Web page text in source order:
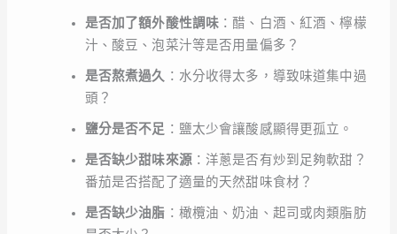
是否加了額外酸性調味 ：醋、白酒、紅酒、檸檬
汁、酸豆、泡菜汁等是否用量偏多？
是否熬煮過久 ：水分收得太多，導致味道集中過
頭？
鹽分是否不足 ：鹽太少會讓酸感顯得更孤立。
是否缺少甜味來源 ：洋蔥是否有炒到足夠軟甜？
番茄是否搭配了適量的天然甜味食材？
是否缺少油脂 ：橄欖油、奶油、起司或肉類脂肪